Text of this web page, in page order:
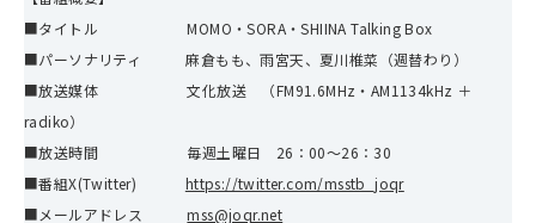
■タイトル MOMO・SORA・SHIINA Talking Box
■パーソナリティ 麻倉もも、雨宮天、夏川椎菜（週替わり）
■放送媒体 文化放送 （FM91.6MHz・AM1134kHz ＋
radiko）
■放送時間 毎週土曜日 26：00～26：30
■番組X(Twitter) https://twitter.com/msstb_joqr
■メールアドレスmss@joqr.net